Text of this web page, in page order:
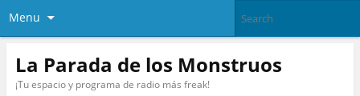
Menu
La Parada de los Monstruos
¡Tu espacio y programa de radio más freak!